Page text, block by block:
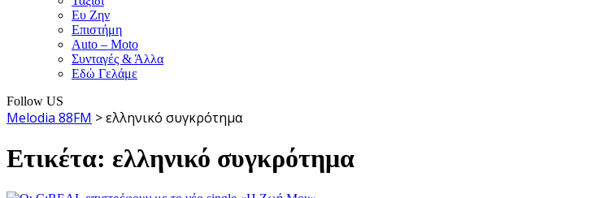
Ευ Ζην
Επιστήμη
Auto – Moto
Συνταγές & Άλλα
Εδώ Γελάμε
Follow US
Melodia 88FM >ελληνικό συγκρότημα
Ετικέτα: ελληνικό συγκρότημα